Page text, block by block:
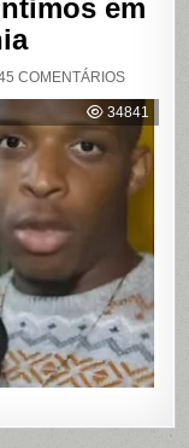
em
COMENTÁRIOSEM
ACUSA
DE
UBER
DE
EM
DE
VÍDEOS
ÍNTIMOS
EM
BAHIA
34841